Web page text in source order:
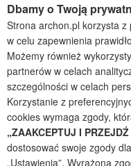
Kolekcje projektów
Gotowe projekty domów
Projekty domów tanich w
Projekty domów
Projekty małych domów
Projekty domów
Projekty domów
Projekty domów
Projekty domów
Dbamy o Twoją
Strona archon.pl korzysta
w celu zapewnienia
Możemy również
partnerów w celach
szczególności w celach
Korzystanie z
cookies wymaga zgody,
„ZAAKCEPTUJ I
dostosować swoje zgody
„Ustawienia”. Wyrażoną